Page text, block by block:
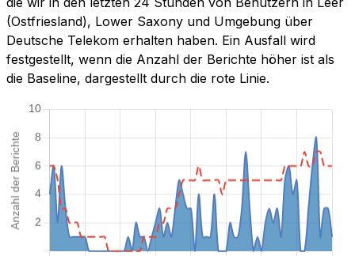
(Ostfriesland), Lower Saxony und Umgebung über
Deutsche Telekom erhalten haben. Ein Ausfall wird
festgestellt, wenn die Anzahl der Berichte höher ist als
die Baseline, dargestellt durch die rote Linie.